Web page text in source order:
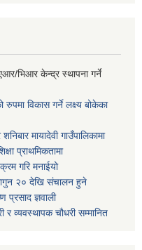
भिआर केन्द्र स्थापना गर्ने
रुपमा विकास गर्ने लक्ष्य बोकेका
मायादेवी गाउँपालिकामा
प्राथमिकतामा
गरि मनाईयो
२० देखि संचालन हुने
प्रसाद ज्ञवाली
र व्यवस्थापक चौधरी सम्मानित